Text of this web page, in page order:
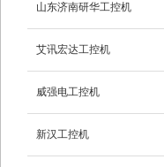
山东济南研华工控机
艾讯宏达工控机
威强电工控机
新汉工控机